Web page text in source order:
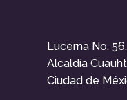
Lucerna No.
Alcaldía
Ciudad de